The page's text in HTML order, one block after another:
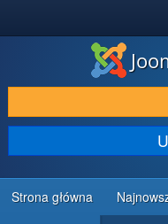
DODATKI I ROZSZERZENIA
ODKRYJ & POZNAJ
SPOŁECZNOŚĆ & WSPARCIE
ZASOBY DLA PROGRAMISTÓW
Strona główna